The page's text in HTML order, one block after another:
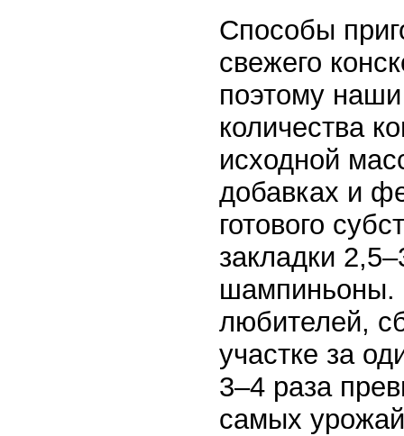
Способы
свежего
поэтому
количества
исходной
добавках и
готового
закладки
шампиньоны.
любителей,
участке за
3–4 раза
самых